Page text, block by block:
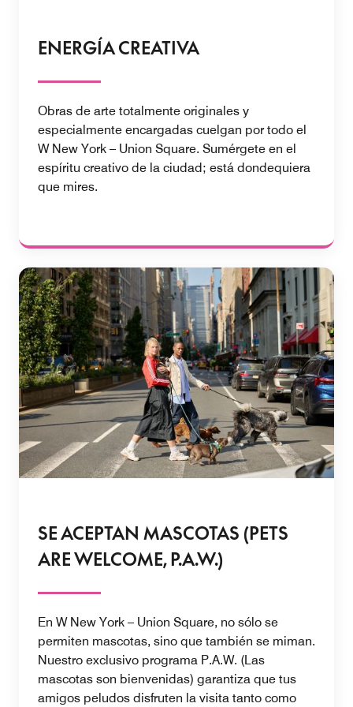
ENERGÍA CREATIVA
Obras de arte totalmente originales y
especialmente encargadas cuelgan por todo el
W New York – Union Square. Sumérgete en el
espíritu creativo de la ciudad; está dondequiera
que mires.
SE ACEPTAN MASCOTAS (PETS
ARE WELCOME, P.A.W.)
En W New York – Union Square, no sólo se
permiten mascotas, sino que también se miman.
Nuestro exclusivo programa P.A.W. (Las
mascotas son bienvenidas) garantiza que tus
amigos peludos disfruten la visita tanto como